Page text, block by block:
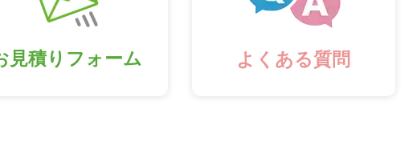
見積りフォーム よくある質問